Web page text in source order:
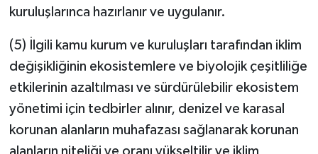
kuruluşlarınca hazırlanır ve uygulanır.
(5) İlgili kamu kurum ve kuruluşları tarafından iklim
değişikliğinin ekosistemlere ve biyolojik çeşitliliğe
etkilerinin azaltılması ve sürdürülebilir ekosistem
yönetimi için tedbirler alınır, denizel ve karasal
korunan alanların muhafazası sağlanarak korunan
alanların niteliği ve oranı yükseltilir ve iklim